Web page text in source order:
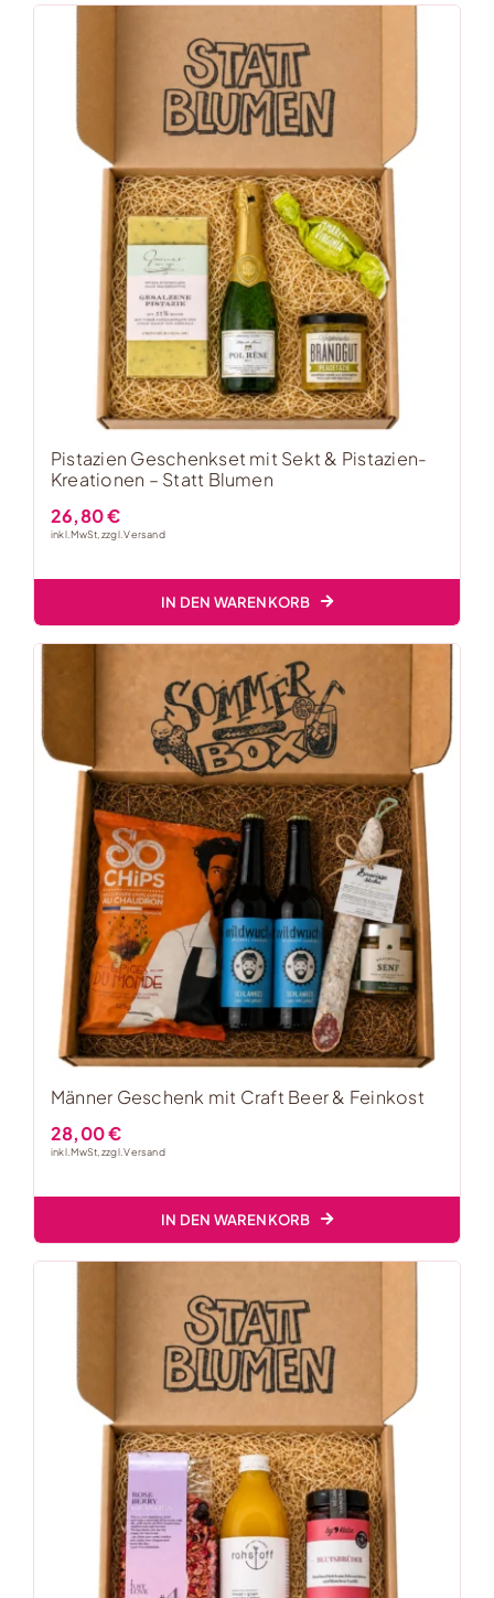
Pistazien Geschenkset mit Sekt & Pistazien-
Kreationen – Statt Blumen
26,80€
inkl. MwSt, zzgl.Versand
IN DEN WARENKORB
Männer Geschenk mit Craft Beer & Feinkost
28,00€
inkl. MwSt, zzgl.Versand
IN DEN WARENKORB